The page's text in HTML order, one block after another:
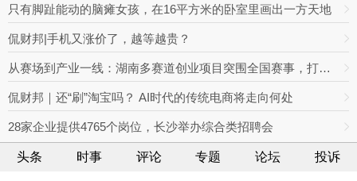
只有脚趾能动的脑瘫女孩，在16平方米的卧室里画出一方天地
侃财邦|手机又涨价了，越等越贵？
从赛场到产业一线：湖南多赛道创业项目突围全国赛事，打通创业就业双向通道
侃财邦｜还“刷”淘宝吗？ AI时代的传统电商将走向何处
28家企业提供4765个岗位，长沙举办综合类招聘会
头条 时事 评论 专题 论坛 投诉